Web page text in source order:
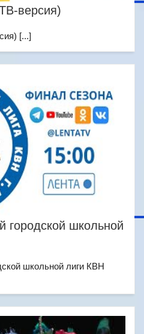
версия)
[...]
городской школьной
школьной лиги КВН